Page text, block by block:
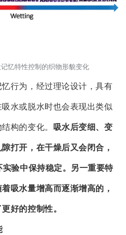
忆特性控制的织物形貌变化
行为，经过理论设计，具有
水或脱水时也会表现出类似
构的变化。 吸水后变细、变
打开，在干燥后又会闭合，
验中保持稳定。另一重要特
吸水量增高而逐渐增高的，
好的控制性。